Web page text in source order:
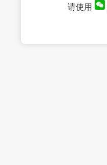
请使用